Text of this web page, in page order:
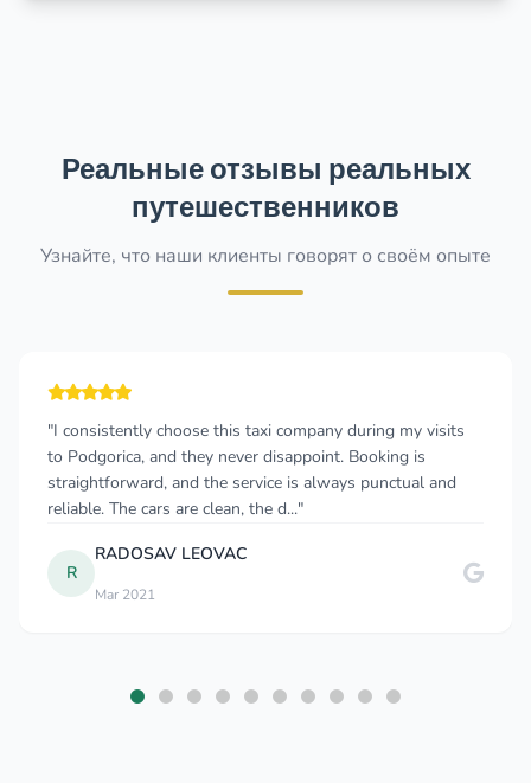
Реальные отзывы реальных
путешественников
Узнайте, что наши клиенты говорят о своём опыте
"I consistently choose this taxi company during my visits
to Podgorica, and they never disappoint. Booking is
straightforward, and the service is always punctual and
reliable. The cars are clean, the d..."
R
RADOSAV LEOVAC
Mar 2021